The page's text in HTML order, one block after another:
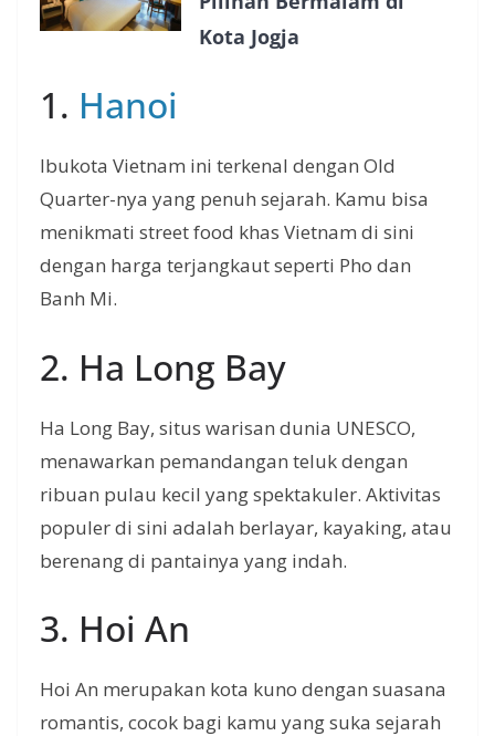
Kota Jogja
1. Hanoi
Ibukota Vietnam ini terkenal dengan Old
Quarter-nya yang penuh sejarah. Kamu bisa
menikmati street food khas Vietnam di sini
dengan harga terjangkaut seperti Pho dan
Banh Mi.
2. Ha Long Bay
Ha Long Bay, situs warisan dunia UNESCO,
menawarkan pemandangan teluk dengan
ribuan pulau kecil yang spektakuler. Aktivitas
populer di sini adalah berlayar, kayaking, atau
berenang di pantainya yang indah.
3. Hoi An
Hoi An merupakan kota kuno dengan suasana
romantis, cocok bagi kamu yang suka sejarah